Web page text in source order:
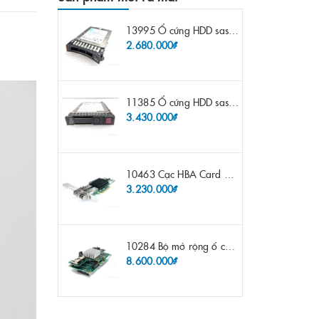
13995 Ổ cứng HDD sas IBM 300gb 10k 2.5" 6G fru 44W2265 opt 44W2264 pn 44W2268 ST9300503SS
2.680.000₫
11385 Ổ cứng HDD sas HP 600gb 10k 2.5" sp 653957-001 pn 619286-003 pn 641552-003 pn 689287-003 652583-B21
3.430.000₫
10463 Cạc HBA Card FC IBM Emulex LPE12002 8Gb 2 port FC SFP fru 42D0500 pn 42D0496 opt 42D0494 LPE12002
3.230.000₫
10284 Bộ mở rộng ổ cứng IBM Lenovo x3650 m4 69Y5319 8x 2.5" HS HDD Assembly Kit with Expander
8.600.000₫